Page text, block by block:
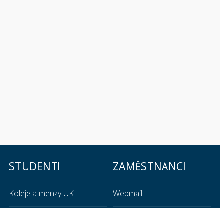
STUDENTI
Koleje a menzy UK
ZAMĚSTNANCI
Webmail